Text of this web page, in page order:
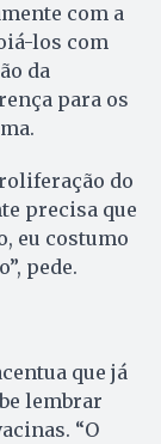
com a
los com
da
para os
do
precisa que
eu costumo
pede.
que já
lembrar
“O